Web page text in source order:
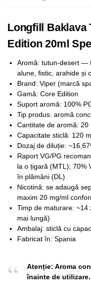
Longfill Baklava
Edition 20ml
Aromă: tutun-desert —
alune, fistic, arahide și
Brand: Viper (marcă
Gamă: Core Edition
Suport aromă: 100%
Tip produs: aromă
Cantitate de aromă: 20
Capacitate sticlă: 120
Dozaj de diluție:
Raport VG/PG
la o țigară (MTL); 70%
în plămâni (DL)
Nicotină: se adaugă
maxim 20 mg/ml
Timp de maturare:
mai lungă)
Ambalaj: sticlă cu
Fabricat în: Spania
Atenție: Aroma
înainte de